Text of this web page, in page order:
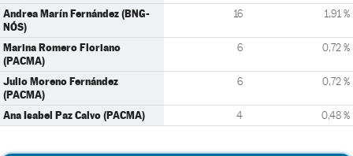
Andrea Marín Fernández (BNG-
NÓS)
16 1,91 %
Marina Romero Floriano
(PACMA)
6 0,72 %
Julio Moreno Fernández
(PACMA)
6 0,72 %
Ana Isabel Paz Calvo (PACMA) 4 0,48 %